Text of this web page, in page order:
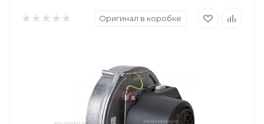
Оригинал в коробке